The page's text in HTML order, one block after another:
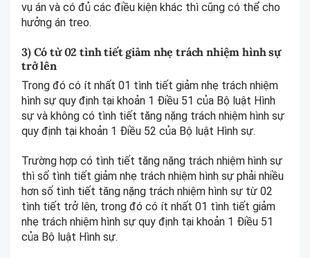
vụ án và có đủ các điều kiện khác thì cũng có thể cho
hưởng án treo.
3) Có từ 02 tình tiết giảm nhẹ trách nhiệm hình sự
trở lên
Trong đó có ít nhất 01 tình tiết giảm nhẹ trách nhiệm
hình sự quy định tại khoản 1 Điều 51 của Bộ luật Hình
sự và không có tình tiết tăng nặng trách nhiệm hình sự
quy định tại khoản 1 Điều 52 của Bộ luật Hình sự.
Trường hợp có tình tiết tăng nặng trách nhiệm hình sự
thì số tình tiết giảm nhẹ trách nhiệm hình sự phải nhiều
hơn số tình tiết tăng nặng trách nhiệm hình sự từ 02
tình tiết trở lên, trong đó có ít nhất 01 tình tiết giảm
nhẹ trách nhiệm hình sự quy định tại khoản 1 Điều 51
của Bộ luật Hình sự.